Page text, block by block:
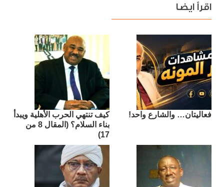
اقرأ ايضا
فعاليتان… والشارع واحد!
كيف تنتهي الحرب الأهلية ويبدأ
بناء السلام؟ (المقال 8 من
17)